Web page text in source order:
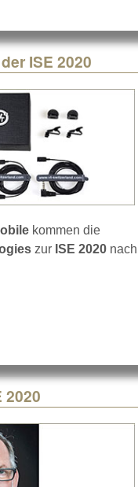
ISE 2020
kommen die
zur ISE 2020 nach
2020